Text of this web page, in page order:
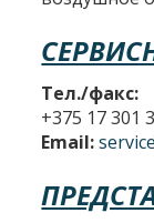
Тел./факс:
+375 17 301
Email: